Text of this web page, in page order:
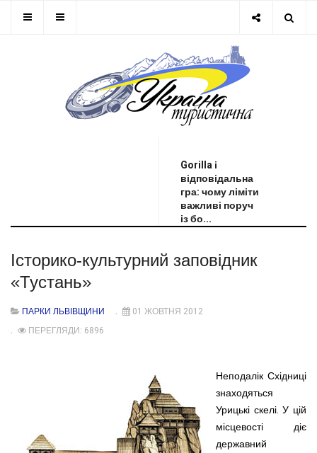
Gorilla і
відповідальна
гра: чому ліміти
важливі поруч
із бо...
Історико-культурний заповідник
«Тустань»
ПАРКИ ЛЬВІВЩИНИ
01 ЖОВТНЯ 2012
ПЕРЕГЛЯДИ: 6896
Неподалік Східниці
знаходяться
Урицькі скелі. У цій
місцевості діє
державний